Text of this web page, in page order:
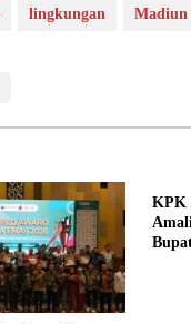
lingkungan Madiun
KPK